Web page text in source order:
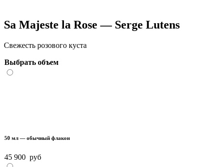
Sa Majeste la Rose — Serge Lutens
Cвежесть розового куста
Выбрать объем
50 мл — обычный флакон
45 900 руб